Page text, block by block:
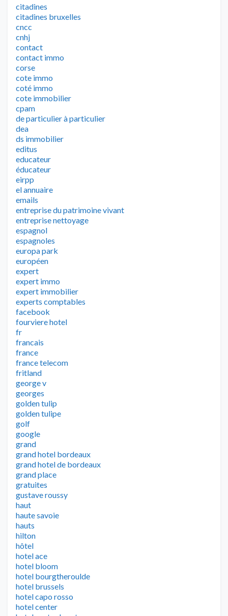
citadines
citadines bruxelles
cncc
cnhj
contact
contact immo
corse
cote immo
coté immo
cote immobilier
cpam
de particulier à particulier
dea
ds immobilier
editus
educateur
éducateur
eirpp
el annuaire
emails
entreprise du patrimoine vivant
entreprise nettoyage
espagnol
espagnoles
europa park
européen
expert
expert immo
expert immobilier
experts comptables
facebook
fourviere hotel
fr
francais
france
france telecom
fritland
george v
georges
golden tulip
golden tulipe
golf
google
grand
grand hotel bordeaux
grand hotel de bordeaux
grand place
gratuites
gustave roussy
haut
haute savoie
hauts
hilton
hôtel
hotel ace
hotel bloom
hotel bourgtheroulde
hotel brussels
hotel capo rosso
hotel center